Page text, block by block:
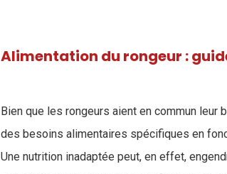
Alimentation du rongeur :
Bien que les rongeurs aient en commun leur
des besoins alimentaires spécifiques en
Une nutrition inadaptée peut, en effet,